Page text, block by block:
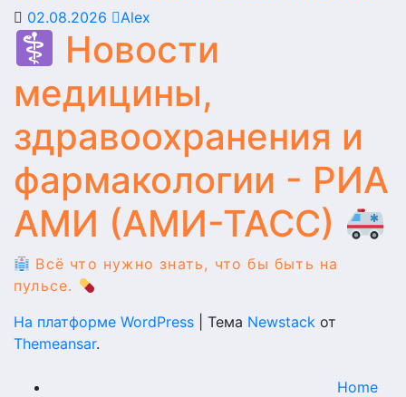
02.08.2026 Alex
Новости
медицины,
здравоохранения и
фармакологии - РИА
АМИ (АМИ-ТАСС)
Всё что нужно знать, что бы быть на
пульсе.
На платформе WordPress
Тема Newstack от
Themeansar.
Home